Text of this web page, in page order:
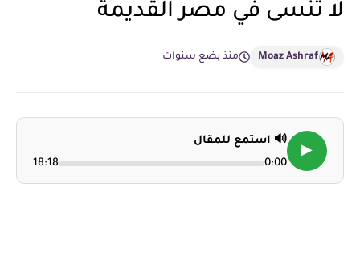
لا تُنسى في مصر القديمة
Moaz Ashraf منذ بضع سنوات
▶
🔊 استمع للمقال
0:00
18:18